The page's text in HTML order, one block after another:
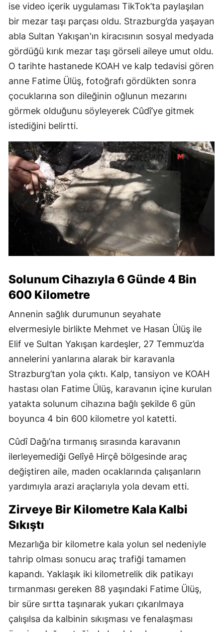
ise video içerik uygulaması TikTok’ta paylaşılan
bir mezar taşı parçası oldu. Strazburg’da yaşayan
abla Sultan Yakışan'ın kiracısının sosyal medyada
gördüğü kırık mezar taşı görseli aileye umut oldu.
O tarihte hastanede KOAH ve kalp tedavisi gören
anne Fatime Ülüş, fotoğrafı gördükten sonra
çocuklarına son dileğinin oğlunun mezarını
görmek olduğunu söyleyerek Cûdî’ye gitmek
istediğini belirtti.
Solunum Cihazıyla 6 Günde 4 Bin
600 Kilometre
Annenin sağlık durumunun seyahate
elvermesiyle birlikte Mehmet ve Hasan Ülüş ile
Elif ve Sultan Yakışan kardeşler, 27 Temmuz’da
annelerini yanlarına alarak bir karavanla
Strazburg’tan yola çıktı. Kalp, tansiyon ve KOAH
hastası olan Fatime Ülüş, karavanın içine kurulan
yatakta solunum cihazına bağlı şekilde 6 gün
boyunca 4 bin 600 kilometre yol katetti.
Cûdî Dağı’na tırmanış sırasında karavanın
ilerleyemediği Gelîyê Hirçê bölgesinde araç
değiştiren aile, maden ocaklarında çalışanların
yardımıyla arazi araçlarıyla yola devam etti.
Zirveye Bir Kilometre Kala Kalbi
Sıkıştı
Mezarlığa bir kilometre kala yolun sel nedeniyle
tahrip olması sonucu araç trafiği tamamen
kapandı. Yaklaşık iki kilometrelik dik patikayı
tırmanması gereken 88 yaşındaki Fatime Ülüş,
bir süre sırtta taşınarak yukarı çıkarılmaya
çalışılsa da kalbinin sıkışması ve fenalaşması